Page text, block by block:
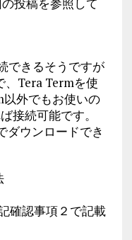
できるそうですが
、Tera Termを使
外でもお使いの
接続可能です。
ダウンロードでき
確認事項２で記載